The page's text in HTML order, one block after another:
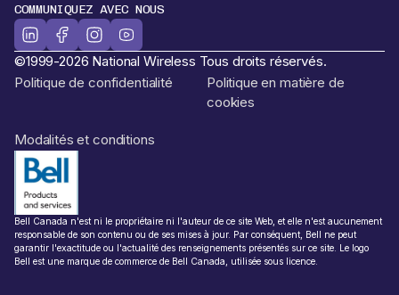
COMMUNIQUEZ AVEC NOUS
©1999-2026 National Wireless Tous droits réservés.
Politique de confidentialité
Politique en matière de
cookies
Modalités et conditions
Bell Canada n'est ni le propriétaire ni l'auteur de ce site Web, et elle n'est aucunement
responsable de son contenu ou de ses mises à jour. Par conséquent, Bell ne peut
garantir l'exactitude ou l'actualité des renseignements présentés sur ce site. Le logo
Bell est une marque de commerce de Bell Canada, utilisée sous licence.